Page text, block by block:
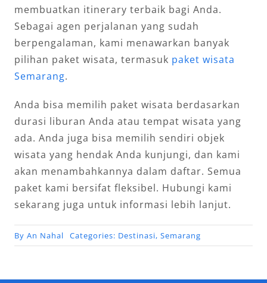
membuatkan itinerary terbaik bagi Anda.
Sebagai agen perjalanan yang sudah
berpengalaman, kami menawarkan banyak
pilihan paket wisata, termasuk paket wisata
Semarang.
Anda bisa memilih paket wisata berdasarkan
durasi liburan Anda atau tempat wisata yang
ada. Anda juga bisa memilih sendiri objek
wisata yang hendak Anda kunjungi, dan kami
akan menambahkannya dalam daftar. Semua
paket kami bersifat fleksibel. Hubungi kami
sekarang juga untuk informasi lebih lanjut.
By An Nahal Categories: Destinasi, Semarang